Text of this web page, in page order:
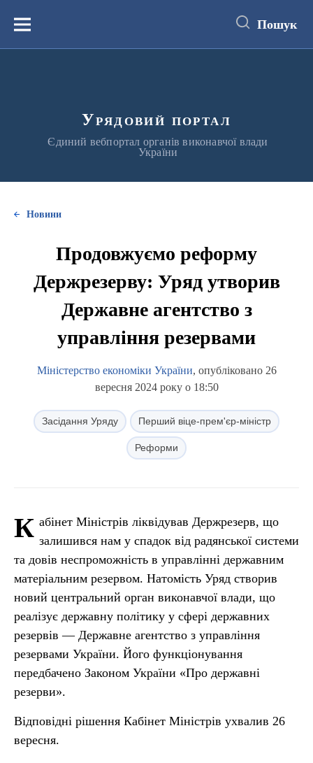
вмістуМеню Пошук
Урядовий портал
Єдиний вебпортал органів виконавчої влади
України
Новини
Продовжуємо реформу
Держрезерву: Уряд утворив
Державне агентство з
управління резервами
Міністерство економіки України, опубліковано 26
вересня 2024 року о 18:50
Засідання Уряду Перший віце-прем'єр-міністр
Реформи
К абінет Міністрів ліквідував Держрезерв, що
залишився нам у спадок від радянської системи
та довів неспроможність в управлінні державним
матеріальним резервом. Натомість Уряд створив
новий центральний орган виконавчої влади, що
реалізує державну політику у сфері державних
резервів — Державне агентство з управління
резервами України. Його функціонування
передбачено Законом України «Про державні
резерви».
Відповідні рішення Кабінет Міністрів ухвалив 26
вересня.